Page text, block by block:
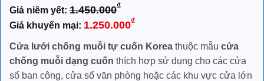
1.450.000₫
Giá
gốc
là:
1.450.000₫.
1.250.000₫Giá
tại
là:
1.250.000₫.
Cửa lưới chống muỗi tự cuốn Korea thuộc mẫu cửa
chống muỗi dạng cuốn thích hợp sử dụng cho các cửa
sổ ban công, cửa sổ văn phòng hoặc các khu vực cửa lớn